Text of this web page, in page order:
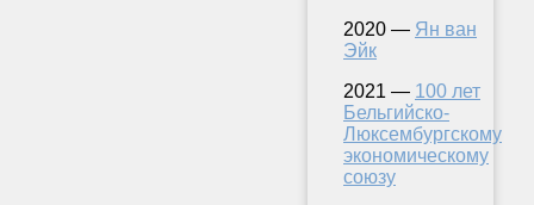
2020 — Ян ван
Эйк
2021 — 100 лет
Бельгийско-
Люксембургскому
экономическому
союзу